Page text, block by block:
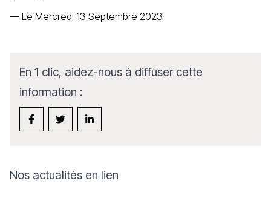
— Le Mercredi 13 Septembre 2023
En 1 clic, aidez-nous à diffuser cette
information :
Nos actualités en lien